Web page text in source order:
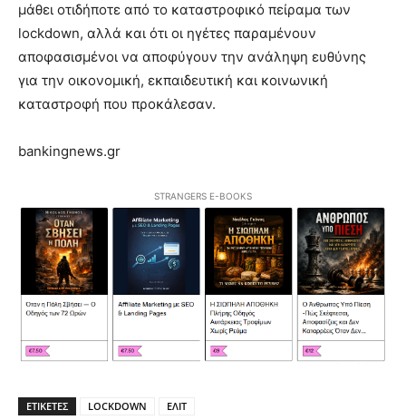
μάθει οτιδήποτε από το καταστροφικό πείραμα των
lockdown, αλλά και ότι οι ηγέτες παραμένουν
αποφασισμένοι να αποφύγουν την ανάληψη ευθύνης
για την οικονομική, εκπαιδευτική και κοινωνική
καταστροφή που προκάλεσαν.
bankingnews.gr
STRANGERS E-BOOKS
ΕΤΙΚΕΤΕΣ LOCKDOWN ΕΛΙΤ